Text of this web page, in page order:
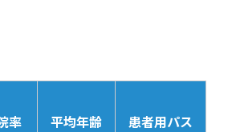
率 平均年齢 患者用パス